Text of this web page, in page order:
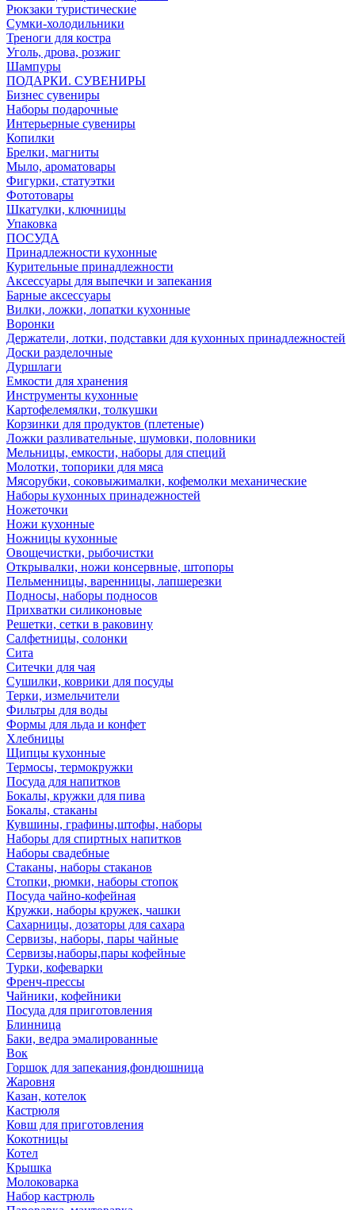
Рюкзаки туристические
Сумки-холодильники
Треноги для костра
Уголь, дрова, розжиг
Шампуры
ПОДАРКИ. СУВЕНИРЫ
Бизнес сувениры
Наборы подарочные
Интерьерные сувениры
Копилки
Брелки, магниты
Мыло, ароматовары
Фигурки, статуэтки
Фототовары
Шкатулки, ключницы
Упаковка
ПОСУДА
Принадлежности кухонные
Курительные принадлежности
Аксессуары для выпечки и запекания
Барные аксессуары
Вилки, ложки, лопатки кухонные
Воронки
Держатели, лотки, подставки для кухонных принадлежностей
Доски разделочные
Дуршлаги
Емкости для хранения
Инструменты кухонные
Картофелемялки, толкушки
Корзинки для продуктов (плетеные)
Ложки разливательные, шумовки, половники
Мельницы, емкости, наборы для специй
Молотки, топорики для мяса
Мясорубки, соковыжималки, кофемолки механические
Наборы кухонных принадежностей
Ножеточки
Ножи кухонные
Ножницы кухонные
Овощечистки, рыбочистки
Открывалки, ножи консервные, штопоры
Пельменницы, варенницы, лапшерезки
Подносы, наборы подносов
Прихватки силиконовые
Решетки, сетки в раковину
Салфетницы, солонки
Сита
Ситечки для чая
Сушилки, коврики для посуды
Терки, измельчители
Фильтры для воды
Формы для льда и конфет
Хлебницы
Щипцы кухонные
Термосы, термокружки
Посуда для напитков
Бокалы, кружки для пива
Бокалы, стаканы
Кувшины, графины,штофы, наборы
Наборы для спиртных напитков
Наборы свадебные
Стаканы, наборы стаканов
Стопки, рюмки, наборы стопок
Посуда чайно-кофейная
Кружки, наборы кружек, чашки
Сахарницы, дозаторы для сахара
Сервизы, наборы, пары чайные
Сервизы,наборы,пары кофейные
Турки, кофеварки
Френч-прессы
Чайники, кофейники
Посуда для приготовления
Блинница
Баки, ведра эмалированные
Вок
Горшок для запекания,фондюшница
Жаровня
Казан, котелок
Кастрюля
Ковш для приготовления
Кокотницы
Котел
Крышка
Молоковарка
Набор кастрюль